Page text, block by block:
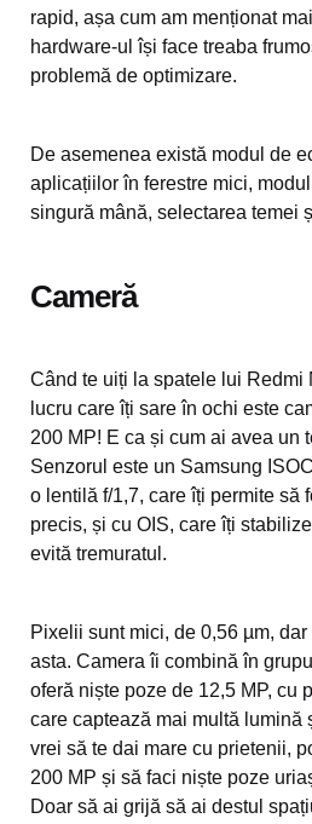
rapid, așa cum am menționat
hardware-ul își face treaba
problemă de optimizare.
De asemenea există modul de
aplicațiilor în ferestre mici,
singură mână, selectarea temei
Cameră
Când te uiți la spatele lui Redmi
lucru care îți sare în ochi este
200 MP! E ca și cum ai avea un
Senzorul este un Samsung
o lentilă f/1,7, care îți permite să
precis, și cu OIS, care îți
evită tremuratul.
Pixelii sunt mici, de 0,56 µm,
asta. Camera îi combină în
oferă niște poze de 12,5 MP, cu
care captează mai multă lumină
vrei să te dai mare cu prietenii,
200 MP și să faci niște poze
Doar să ai grijă să ai destul